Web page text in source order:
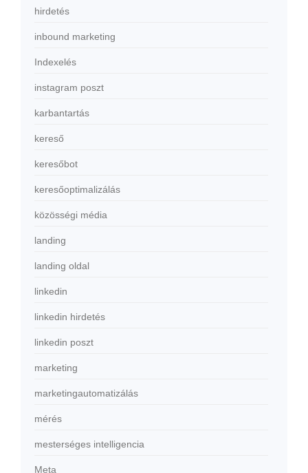
hirdetés
inbound marketing
Indexelés
instagram poszt
karbantartás
kereső
keresőbot
keresőoptimalizálás
közösségi média
landing
landing oldal
linkedin
linkedin hirdetés
linkedin poszt
marketing
marketingautomatizálás
mérés
mesterséges intelligencia
Meta